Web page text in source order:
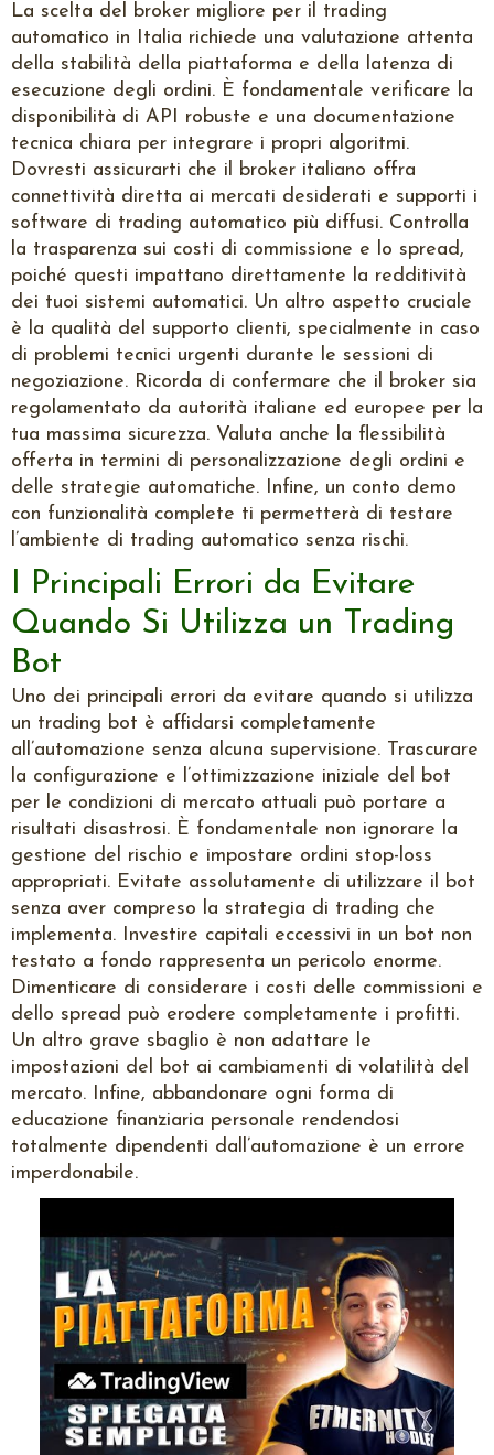
La scelta del broker migliore per il trading
automatico in Italia richiede una valutazione attenta
della stabilità della piattaforma e della latenza di
esecuzione degli ordini. È fondamentale verificare la
disponibilità di API robuste e una documentazione
tecnica chiara per integrare i propri algoritmi.
Dovresti assicurarti che il broker italiano offra
connettività diretta ai mercati desiderati e supporti i
software di trading automatico più diffusi. Controlla
la trasparenza sui costi di commissione e lo spread,
poiché questi impattano direttamente la redditività
dei tuoi sistemi automatici. Un altro aspetto cruciale
è la qualità del supporto clienti, specialmente in caso
di problemi tecnici urgenti durante le sessioni di
negoziazione. Ricorda di confermare che il broker sia
regolamentato da autorità italiane ed europee per la
tua massima sicurezza. Valuta anche la flessibilità
offerta in termini di personalizzazione degli ordini e
delle strategie automatiche. Infine, un conto demo
con funzionalità complete ti permetterà di testare
l’ambiente di trading automatico senza rischi.
I Principali Errori da Evitare
Quando Si Utilizza un Trading
Bot
Uno dei principali errori da evitare quando si utilizza
un trading bot è affidarsi completamente
all’automazione senza alcuna supervisione. Trascurare
la configurazione e l’ottimizzazione iniziale del bot
per le condizioni di mercato attuali può portare a
risultati disastrosi. È fondamentale non ignorare la
gestione del rischio e impostare ordini stop-loss
appropriati. Evitate assolutamente di utilizzare il bot
senza aver compreso la strategia di trading che
implementa. Investire capitali eccessivi in un bot non
testato a fondo rappresenta un pericolo enorme.
Dimenticare di considerare i costi delle commissioni e
dello spread può erodere completamente i profitti.
Un altro grave sbaglio è non adattare le
impostazioni del bot ai cambiamenti di volatilità del
mercato. Infine, abbandonare ogni forma di
educazione finanziaria personale rendendosi
totalmente dipendenti dall’automazione è un errore
imperdonabile.